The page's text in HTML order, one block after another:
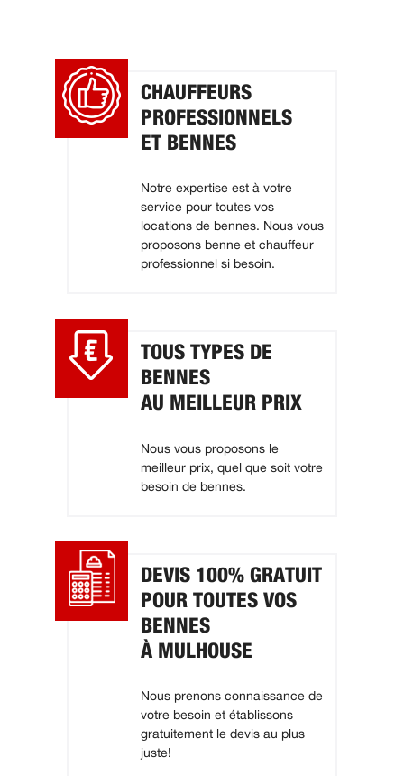
CHAUFFEURS
PROFESSIONNELS
ET BENNES
Notre expertise est à votre
service pour toutes vos
locations de bennes. Nous vous
proposons benne et chauffeur
professionnel si besoin.
TOUS TYPES DE
BENNES
AU MEILLEUR PRIX
Nous vous proposons le
meilleur prix, quel que soit votre
besoin de bennes.
DEVIS 100% GRATUIT
POUR TOUTES VOS
BENNES
À MULHOUSE
Nous prenons connaissance de
votre besoin et établissons
gratuitement le devis au plus
juste!